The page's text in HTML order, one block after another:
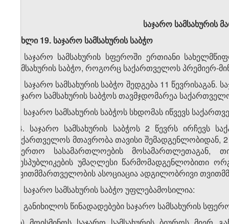
საჯარო სამსახურის
მუხლი 19. საჯარო სამსახურის საბჭო
1. საჯარო სამსახურის სფეროში ერთიანი
სამსახურის საბჭო, როგორც საქართველოს პრემიერ-
2. საჯარო სამსახურის საბჭო შედგება 11
საჯარო სამსახურის საბჭოს თავმჯდომარეა
3. საჯარო სამსახურის საბჭოს სხდომას იწვევს
4. საჯარო სამსახურის საბჭოს 2 წევრს ირჩევს
საქართველოს მთავრობა თავისი შემადგენლობიდან,
საერთო სასამართლოების მოსამართლეთაგან,
რესპუბლიკების უმაღლესი წარმომადგენლობითი
თვითმმართველობის ასოციაცია ადგილობრივი
5. საჯარო სამსახურის საბჭო უფლებამოსილია:
ა) განიხილოს წინადადებები საჯარო სამსახურის